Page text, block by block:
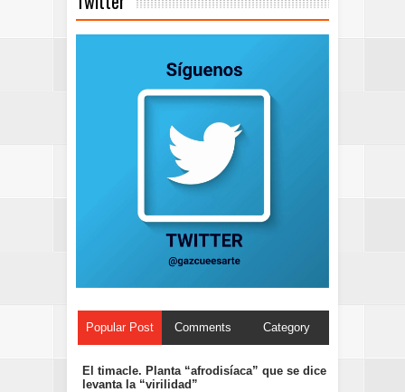
Popular Post Comments Category
El timacle. Planta “afrodisíaca” que se dice
levanta la “virilidad”